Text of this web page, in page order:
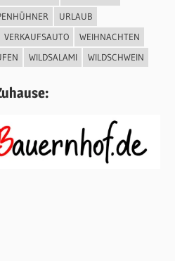
URLAUB
VERKAUFSAUTO
WEIHNACHTEN
WILDSALAMI WILDSCHWEIN